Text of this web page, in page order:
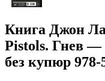
Книга Джон
Pistols. Гнев —
без купюр 978-